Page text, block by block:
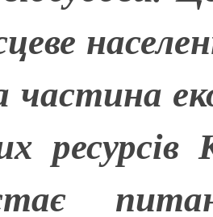
ресурсів